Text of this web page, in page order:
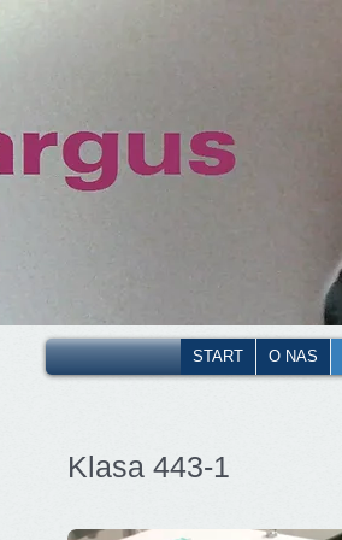
START O NAS
Klasa 443-1